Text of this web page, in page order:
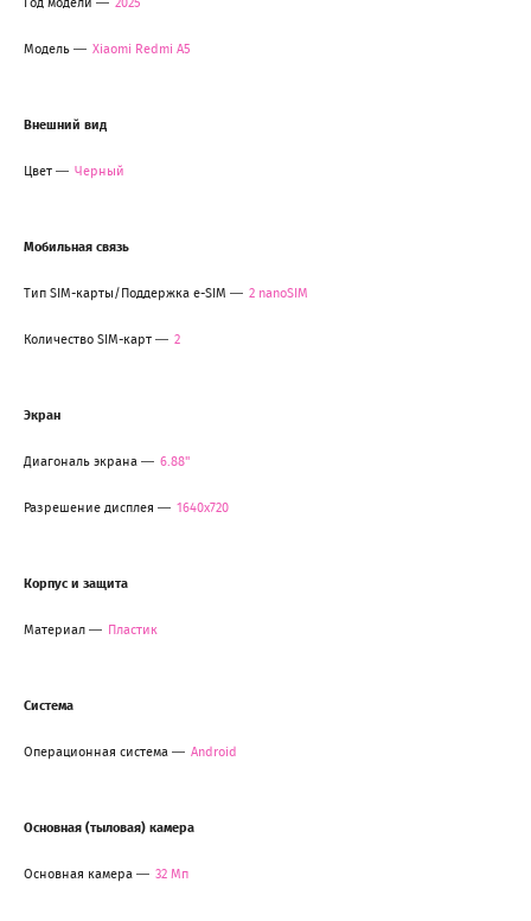
Модель Xiaomi Redmi A5
Внешний вид
Цвет Черный
Мобильная связь
Тип SIM-карты/Поддержка e-SIM 2 nanoSIM
Количество SIM-карт 2
Экран
Диагональ экрана 6.88"
Разрешение дисплея 1640x720
Корпус и защита
Материал Пластик
Система
Операционная система Android
Основная (тыловая) камера
Основная камера 32 Мп